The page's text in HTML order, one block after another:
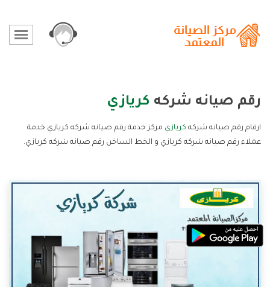
رقم صيانه شركه كريازي
ارقام رقم صيانه شركه كريازي مركز خدمة رقم صيانه شركه كريازي خدمة
عملاء رقم صيانه شركه كريازي و الخط الساخن رقم صيانه شركه كريازي.